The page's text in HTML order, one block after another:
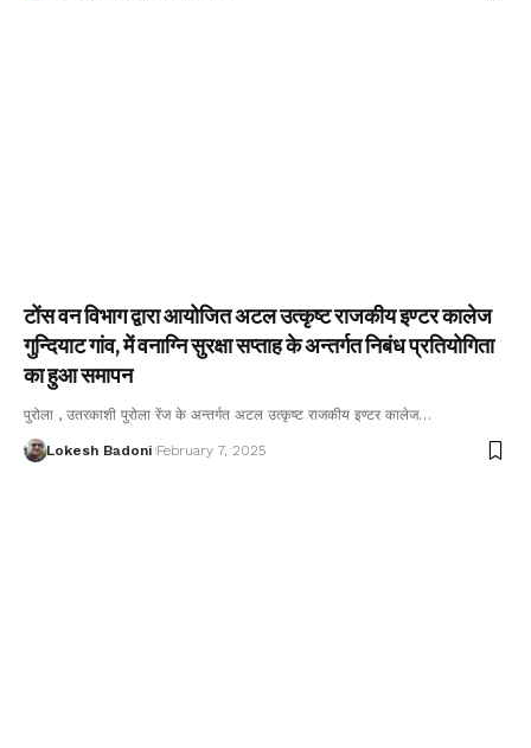
टोंस वन विभाग द्वारा आयोजित अटल उत्कृष्ट राजकीय इण्टर कालेज
गुन्दियाट गांव, में वनाग्नि सुरक्षा सप्ताह के अन्तर्गत निबंध प्रतियोगिता
का हुआ समापन
पुरोला , उतरकाशी पुरोला रेंज के अन्तर्गत अटल उत्कृष्ट राजकीय इण्टर कालेज…
Lokesh Badoni February 7, 2025